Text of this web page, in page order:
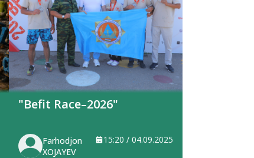
"Befit Race–2026"
Farhodjon
XOJAYEV
15:20 / 04.09.2025